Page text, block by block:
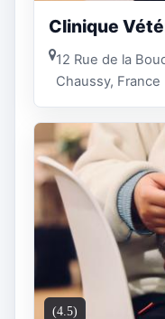
Clinique
12 Rue de la
Chaussy, France
(4.5)